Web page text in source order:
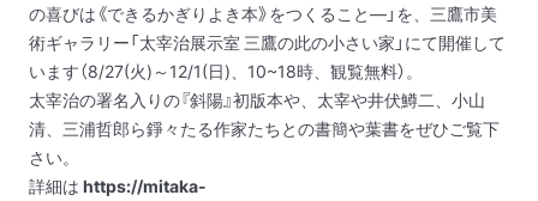
の喜びは《できるかぎりよき本》をつくること―」を、三鷹市美
術ギャラリー「太宰治展示室 三鷹の此の小さい家」にて開催して
います（8/27(火)～12/1(日)、10~18時、観覧無料）。
太宰治の署名入りの『斜陽』初版本や、太宰や井伏鱒二、小山
清、三浦哲郎ら錚々たる作家たちとの書簡や葉書をぜひご覧下
さい。
詳細は https://mitaka-